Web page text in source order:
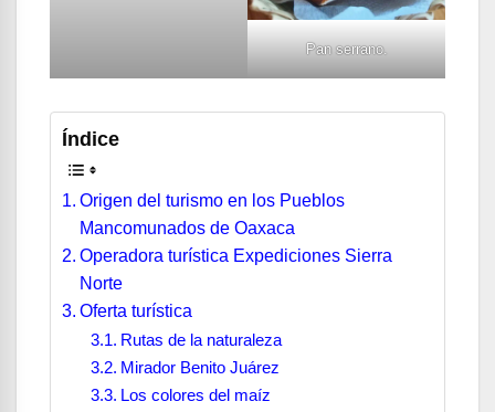
Pan serrano.
Índice
Origen del turismo en los Pueblos
Mancomunados de Oaxaca
Operadora turística Expediciones Sierra
Norte
Oferta turística
Rutas de la naturaleza
Mirador Benito Juárez
Los colores del maíz